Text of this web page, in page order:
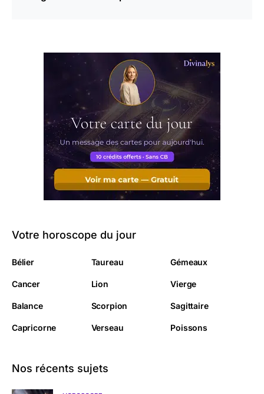
Votre horoscope du jour
Bélier Taureau Gémeaux
Cancer Lion Vierge
Balance Scorpion Sagittaire
Capricorne Verseau Poissons
Nos récents sujets